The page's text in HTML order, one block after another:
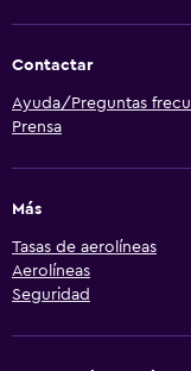
Contactar
Ayuda/Preguntas
Prensa
Más
Tasas de aerolíneas
Aerolíneas
Seguridad